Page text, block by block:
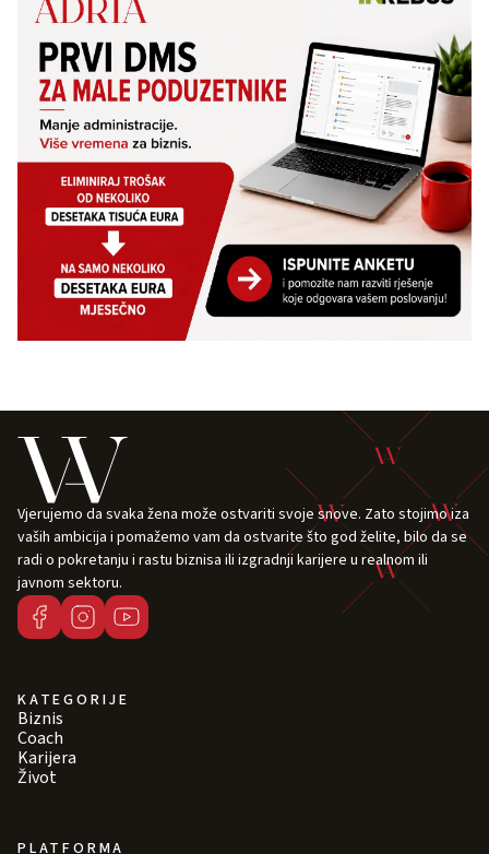
Vjerujemo da svaka žena može ostvariti svoje snove. Zato stojimo iza
vaših ambicija i pomažemo vam da ostvarite što god želite, bilo da se
radi o pokretanju i rastu biznisa ili izgradnji karijere u realnom ili
javnom sektoru.
KATEGORIJE
Biznis
Coach
Karijera
Život
PLATFORMA